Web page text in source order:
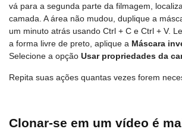
vá para a segunda parte da filmagem,
camada. A área não mudou, duplique a
um minuto atrás usando Ctrl + C e Ctrl + V.
a forma livre de preto, aplique a Máscara
Selecione a opção Usar propriedades da
Repita suas ações quantas vezes forem
Clonar-se em um vídeo é